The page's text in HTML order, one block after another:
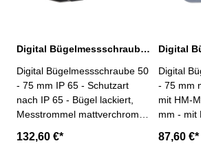
Digital Bügelmessschraube 50 - 75 mm IP 65 DIN 863
Digital Bügelmessschraube 50
- 75 mm IP 65 - Schutzart
nach IP 65 - Bügel lackiert,
Messtrommel mattverchromt -
mm - Digital-Anzeige mit
132,60 €*
Digital
- 75 mm
mit HM-
mm - mit
SET-,
87,60 €*